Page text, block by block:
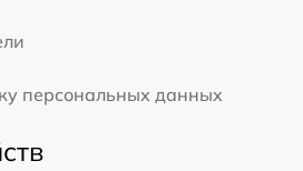
персональных данных